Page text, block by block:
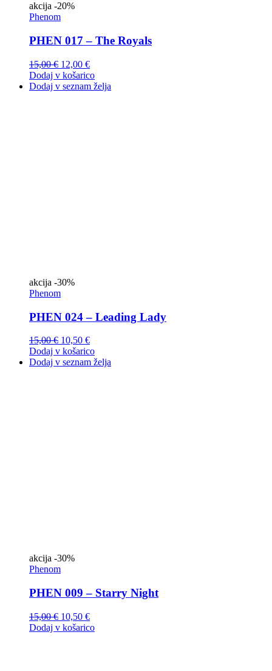
akcija -20%
Phenom
PHEN 017 – The Royals
15,00€ 12,00 €
Dodaj v košarico
Dodaj v seznam želja
akcija -30%
Phenom
PHEN 024 – Leading Lady
15,00€ 10,50 €
Dodaj v košarico
Dodaj v seznam želja
akcija -30%
Phenom
PHEN 009 – Starry Night
15,00€ 10,50 €
Dodaj v košarico